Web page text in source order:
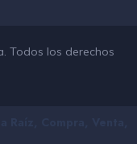
Todos los derechos